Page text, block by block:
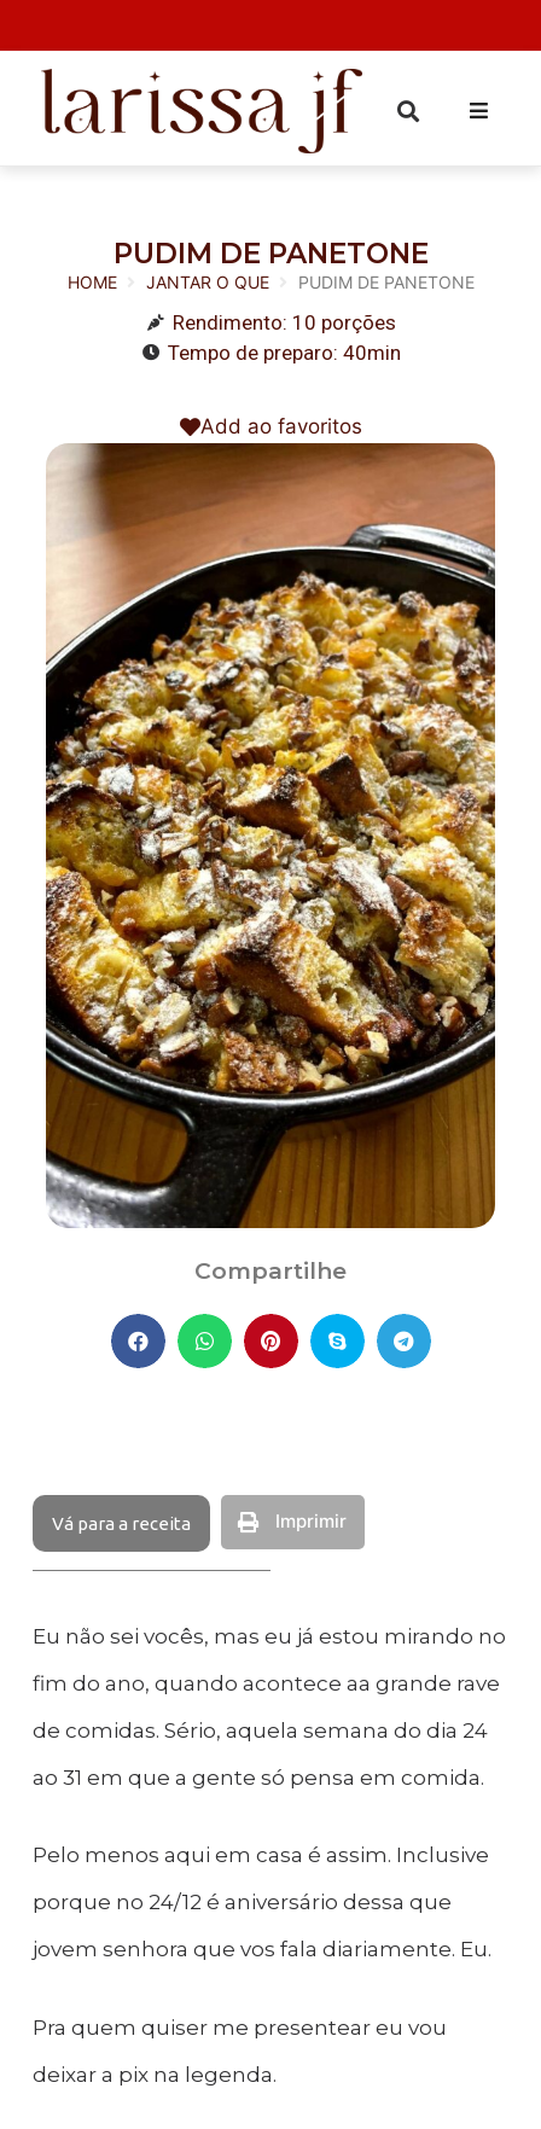
PUDIM DE PANETONE
HOME JANTAR O QUE PUDIM DE PANETONE
Rendimento: 10 porções
Tempo de preparo: 40min
Add ao favoritos
Compartilhe
Vá para a receita Imprimir
Eu não sei vocês, mas eu já estou mirando no
fim do ano, quando acontece aa grande rave
de comidas. Sério, aquela semana do dia 24
ao 31 em que a gente só pensa em comida.
Pelo menos aqui em casa é assim. Inclusive
porque no 24/12 é aniversário dessa que
jovem senhora que vos fala diariamente. Eu.
Pra quem quiser me presentear eu vou
deixar a pix na legenda.